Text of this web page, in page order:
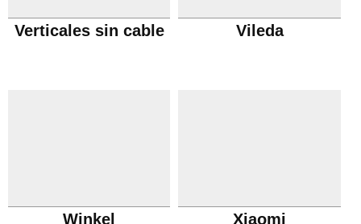
Verticales sin cable Vileda
Winkel Xiaomi